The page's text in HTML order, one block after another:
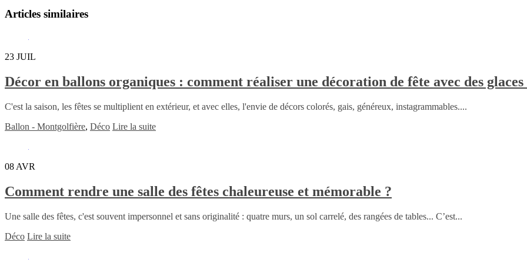
Articles similaires
23 JUIL
Décor en ballons organiques : comment réaliser une décoration de fête avec des glaces
C'est la saison, les fêtes se multiplient en extérieur, et avec elles, l'envie de décors colorés, gais, généreux, instagrammables....
Ballon - Montgolfière, Déco Lire la suite
08 AVR
Comment rendre une salle des fêtes chaleureuse et mémorable ?
Une salle des fêtes, c'est souvent impersonnel et sans originalité : quatre murs, un sol carrelé, des rangées de tables... C’est...
Déco Lire la suite